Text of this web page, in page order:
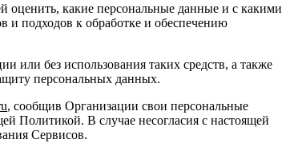
какие персональные данные и с какими
и подходов к обработке и обеспечению
или без использования таких средств, а также
персональных данных.
, сообщив Организации свои персональные
Политикой. В случае несогласия с настоящей
Сервисов.